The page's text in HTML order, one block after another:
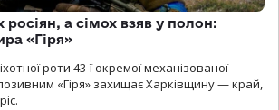
а сімох взяв у полон:
«Гіря»
роти 43-ї окремої механізованої
«Гіря» захищає Харківщину — край,